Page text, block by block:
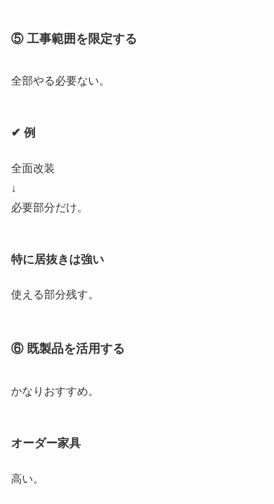
⑤ 工事範囲を限定する
全部やる必要ない。
✔ 例
全面改装
↓
必要部分だけ。
特に居抜きは強い
使える部分残す。
⑥ 既製品を活用する
かなりおすすめ。
オーダー家具
高い。